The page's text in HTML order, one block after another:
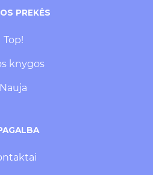
PREKĖS
Top!
knygos
Nauja